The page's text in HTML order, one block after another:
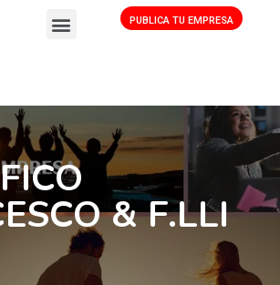
PUBLICA TU EMPRESA
& F.LLI